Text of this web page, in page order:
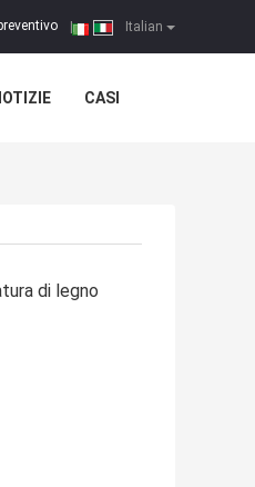
Italian
|
CASI
di legno